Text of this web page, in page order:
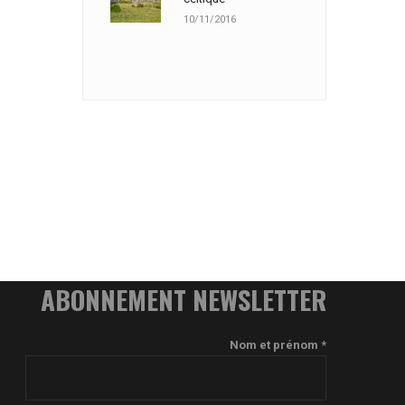
10/11/2016
ABONNEMENT NEWSLETTER
Nom et prénom *